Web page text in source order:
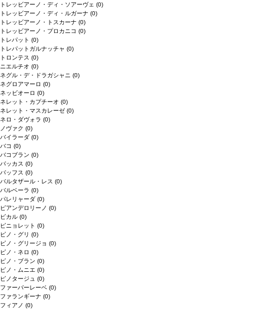
トレッビアーノ・ディ・ソアーヴェ (0)
トレッビアーノ・ディ・ルガーナ (0)
トレッビアーノ・トスカーナ (0)
トレッビアーノ・プロカニコ (0)
トレパット (0)
トレパットガルナッチャ (0)
トロンテス (0)
ニエルチオ (0)
ネグル・デ・ドラガシャニ (0)
ネグロアマーロ (0)
ネッビオーロ (0)
ネレット・カプチーオ (0)
ネレット・マスカレーゼ (0)
ネロ・ダヴォラ (0)
ノヴァク (0)
バイラーダ (0)
バコ (0)
バコブラン (0)
バッカス (0)
バッフス (0)
バルタザール・レス (0)
バルベーラ (0)
パレリャーダ (0)
ピアンデロリーノ (0)
ビカル (0)
ピニョレット (0)
ピノ・グリ (0)
ピノ・グリージョ (0)
ピノ・ネロ (0)
ピノ・ブラン (0)
ピノ・ムニエ (0)
ピノタージュ (0)
ファーバーレーベ (0)
ファランギーナ (0)
フィアノ (0)